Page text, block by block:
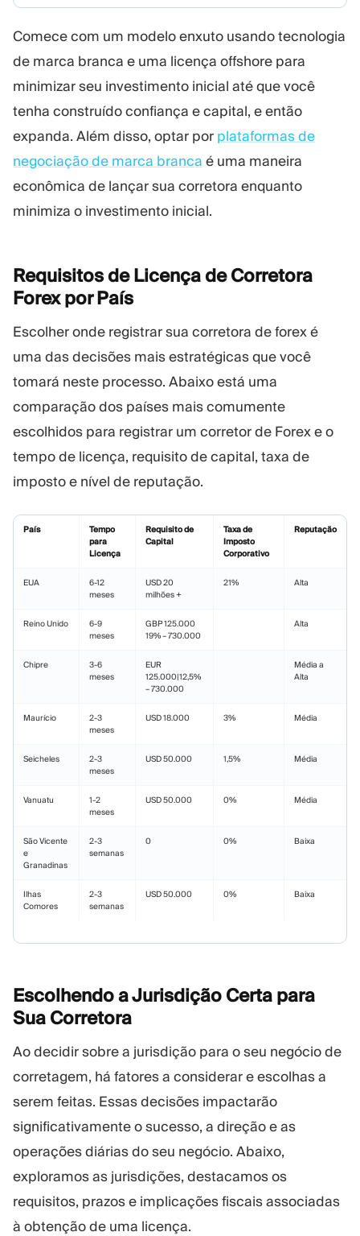
Comece com um modelo enxuto usando tecnologia
de marca branca e uma licença offshore para
minimizar seu investimento inicial até que você
tenha construído confiança e capital, e então
expanda. Além disso, optar por plataformas de
negociação de marca branca é uma maneira
econômica de lançar sua corretora enquanto
minimiza o investimento inicial.
Requisitos de Licença de Corretora
Forex porPaís
Escolher onde registrar sua corretora de forex é
uma das decisões mais estratégicas que você
tomará neste processo. Abaixo está uma
comparação dos países mais comumente
escolhidos para registrar um corretor de Forex e o
tempo de licença, requisito de capital, taxa de
imposto e nível de reputação.
País
Tempo
para
Licença
Requisito de
Capital
Taxa de
Imposto
Corporativo
Reputação
EUA
6-12
meses
USD 20
milhões +
21% Alta
Reino Unido
6-9
meses
GBP 125.000
19% – 730.000
Alta
Chipre
3-6
meses
EUR
125.000|12,5%
– 730.000
Média a
Alta
Maurício
2-3
meses
USD 18.000 3% Média
Seicheles
2-3
meses
USD 50.000 1,5% Média
Vanuatu
1-2
meses
USD 50.000 0% Média
São Vicente
e
Granadinas
2-3
semanas
0 0% Baixa
Ilhas
Comores
2-3
semanas
USD 50.000 0% Baixa
Escolhendo a Jurisdição Certa para
Sua Corretora
Ao decidir sobre a jurisdição para o seu negócio de
corretagem, há fatores a considerar e escolhas a
serem feitas. Essas decisões impactarão
significativamente o sucesso, a direção e as
operações diárias do seu negócio. Abaixo,
exploramos as jurisdições, destacamos os
requisitos, prazos e implicações fiscais associadas
à obtenção de uma licença.